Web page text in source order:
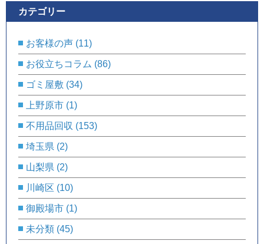
カテゴリー
お客様の声 (11)
お役立ちコラム (86)
ゴミ屋敷 (34)
上野原市 (1)
不用品回収 (153)
埼玉県 (2)
山梨県 (2)
川崎区 (10)
御殿場市 (1)
未分類 (45)